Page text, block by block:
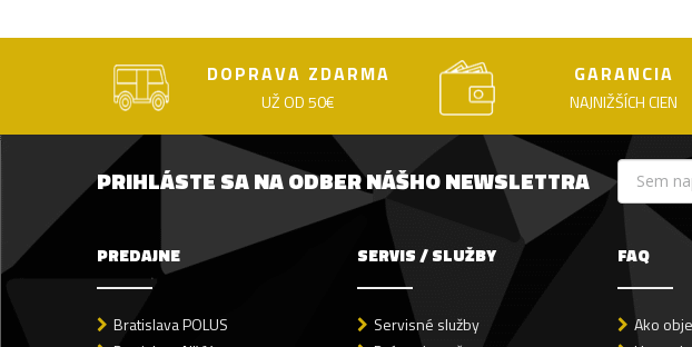
DOPRAVA ZDARMA
UŽ OD 50€
GARANCIA
NAJNIŽŠÍCH CIEN
PRIHLÁSTE SA NA ODBER NÁŠHO NEWSLETTRA
PREDAJNE
Bratislava POLUS
SERVIS / SLUŽBY
Servisné služby
FAQ
Ako